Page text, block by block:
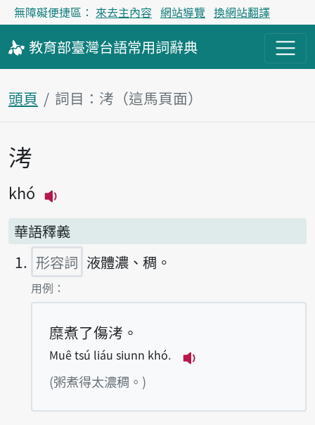
無障礙便捷區： 來去主內容 網站導覽 換網站翻譯
教育部臺灣台語常用詞辭典
頭頁 詞目：洘（這馬頁面）
主內容區
洘
khó
華語釋義
形容詞 液體濃、稠。
第1項釋義的
用例：
糜煮了傷洘。
Muê tsú liáu siunn khó.
(粥煮得太濃稠。)